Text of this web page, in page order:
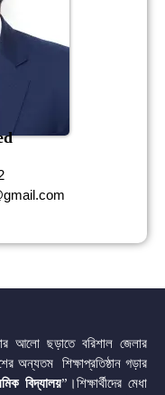
আলো ছড়াতে বরিশাল জেলার
অন্যতম শিক্ষাপ্রতিষ্ঠান গড়ার
বিদ্যালয়”।শিক্ষার্থীদের মেধা